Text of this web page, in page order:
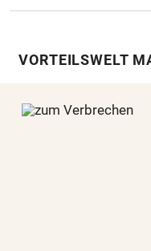
VORTEILSWELT